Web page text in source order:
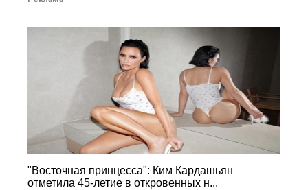
"Восточная принцесса": Ким Кардашьян
отметила 45-летие в откровенных н...